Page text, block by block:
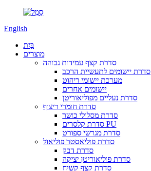
English
בַּיִת
מוצרים
סדרת קצף עמידות גבוהה
סדרת יישומים לתעשיית הרכב
מערכת יישומי ריהוט
יישומים אחרים
סדרת נעליים מפוליאוריטן
סדרת חומרי ריצוף
סדרת מסלולי כושר
סדרת קלסרים PU
סדרת מגרשי ספורט
סדרת פוליאסטר פוליאול
סדרת דבק
סדרת פוליאוריטן יציקה
סדרת קצף קשיח